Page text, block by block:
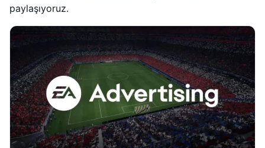
paylaşıyoruz.